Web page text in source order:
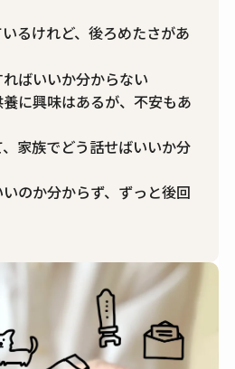
るけれど、後ろめたさがあ
ばいいか分からない
に興味はあるが、不安もあ
家族でどう話せばいいか分
のか分からず、ずっと後回